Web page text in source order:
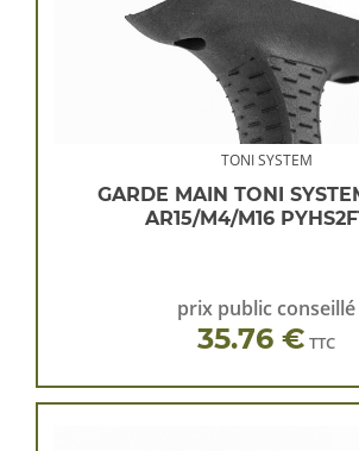
TONI SYSTEM
GARDE MAIN TONI
AR15/M4/M16
prix public conseillé
35.76 € TTC